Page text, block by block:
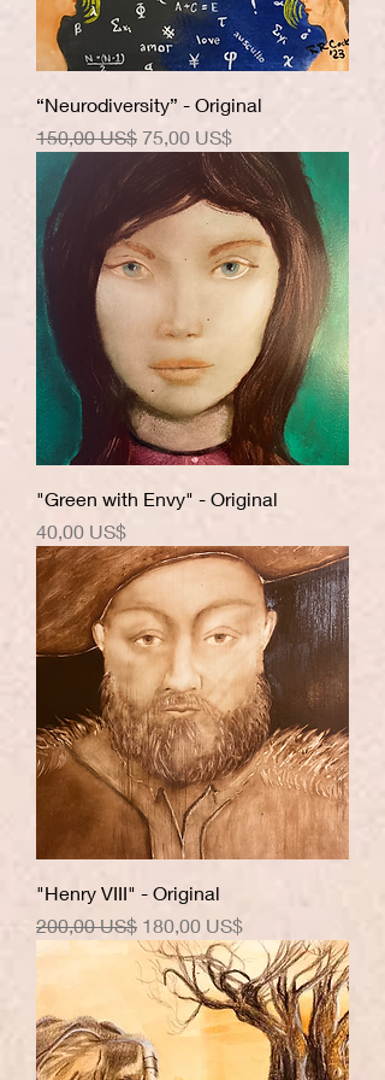
“Neurodiversity” - Original
Precio
150,00 US$ Precio de oferta
75,00 US$
"Green with Envy" - Original
Precio
40,00 US$
"Henry VIII" - Original
Precio
200,00 US$ Precio de oferta
180,00 US$